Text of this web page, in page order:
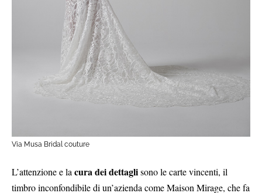
Via Musa Bridal couture
L’attenzione e la cura dei dettaglisono le carte vincenti, il
timbro inconfondibile di un’azienda come Maison Mirage, che fa